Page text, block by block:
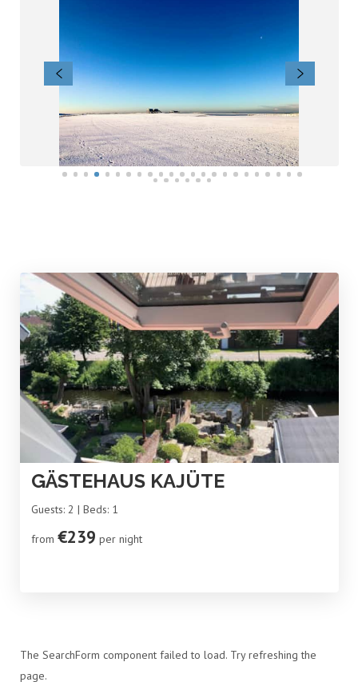
GÄSTEHAUS KAJÜTE
Guests: 2 | Beds: 1
from €239 per night
The SearchForm component failed to load. Try refreshing the